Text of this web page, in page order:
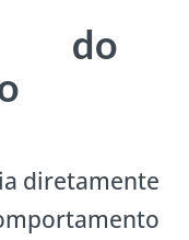
do
diretamente